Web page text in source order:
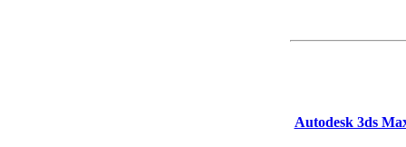
Autodesk 3ds